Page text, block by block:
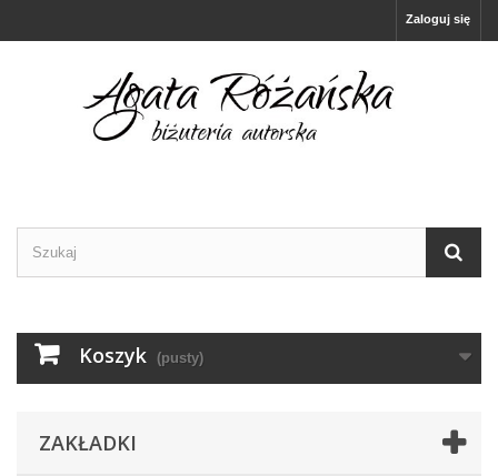
Zaloguj się
Koszyk (pusty)
ZAKŁADKI